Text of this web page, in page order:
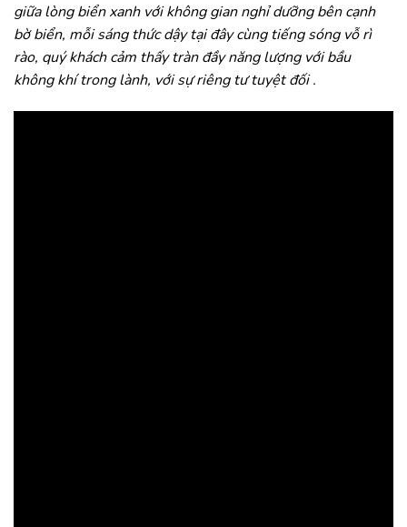
giữa lòng biển xanh với không gian nghỉ dưỡng bên cạnh
bờ biển, mỗi sáng thức dậy tại đây cùng tiếng sóng vỗ rì
rào, quý khách cảm thấy tràn đầy năng lượng với bầu
không khí trong lành, với sự riêng tư tuyệt đối .